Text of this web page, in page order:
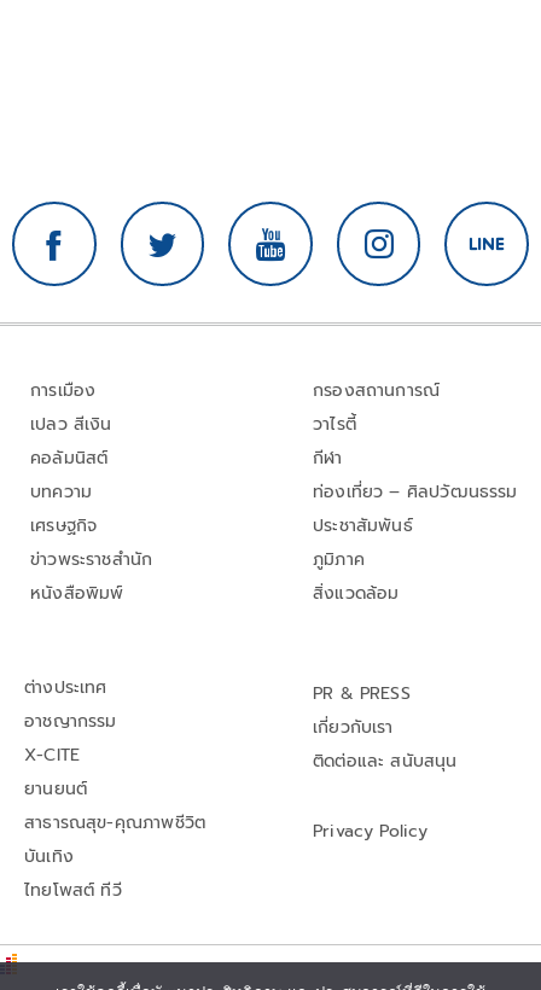
การเมือง
เปลว สีเงิน
คอลัมนิสต์
บทความ
เศรษฐกิจ
ข่าวพระราชสำนัก
หนังสือพิมพ์
กรองสถานการณ์
วาไรตี้
กีฬา
ท่องเที่ยว – ศิลปวัฒนธรรม
ประชาสัมพันธ์
ภูมิภาค
สิ่งแวดล้อม
ต่างประเทศ
อาชญากรรม
X-CITE
ยานยนต์
สาธารณสุข-คุณภาพชีวิต
บันเทิง
ไทยโพสต์ ทีวี
PR & PRESS
เกี่ยวกับเรา
ติดต่อและ สนับสนุน
Privacy Policy